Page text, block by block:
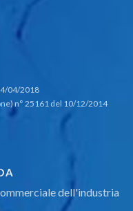
04/2018
n° 25161 del 10/12/2014
dell'industria